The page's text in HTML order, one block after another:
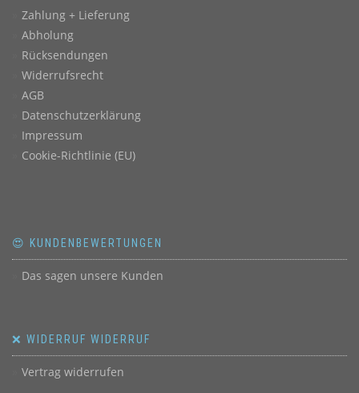
Zahlung + Lieferung
Abholung
Rücksendungen
Widerrufsrecht
AGB
Datenschutzerklärung
Impressum
Cookie-Richtlinie (EU)
😍 KUNDENBEWERTUNGEN
Das sagen unsere Kunden
❌ WIDERRUF WIDERRUF
Vertrag widerrufen